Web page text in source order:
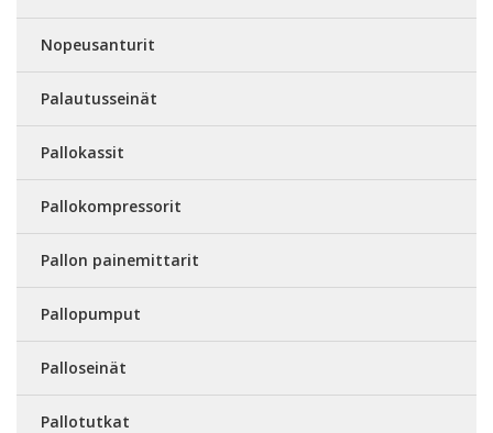
Nopeusanturit
Palautusseinät
Pallokassit
Pallokompressorit
Pallon painemittarit
Pallopumput
Palloseinät
Pallotutkat